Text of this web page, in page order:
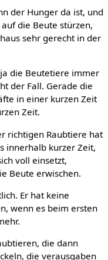
der Hunger da ist, und
die Beute stürzen,
sehr gerecht in der
die Beutetiere immer
der Fall. Gerade die
in einer kurzen Zeit
Zeit.
richtigen Raubtiere hat
innerhalb kurzer Zeit,
voll einsetzt,
Beute erwischen.
Er hat keine
wenn es beim ersten
die dann
die verausgaben